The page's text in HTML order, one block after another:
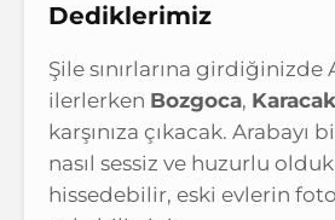
Dediklerimiz
Şile sınırlarına girdiğinizde
ilerlerken Bozgoca,
karşınıza çıkacak. Arabayı
nasıl sessiz ve huzurlu
hissedebilir, eski evlerin